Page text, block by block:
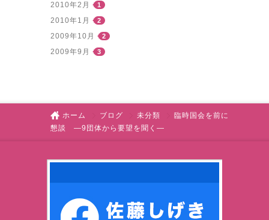
2010年2月 1
2010年1月 2
2009年10月 2
2009年9月 3
ホーム ブログ 未分類
臨時国会を前に
懇談 ―9団体から要望を聞く―